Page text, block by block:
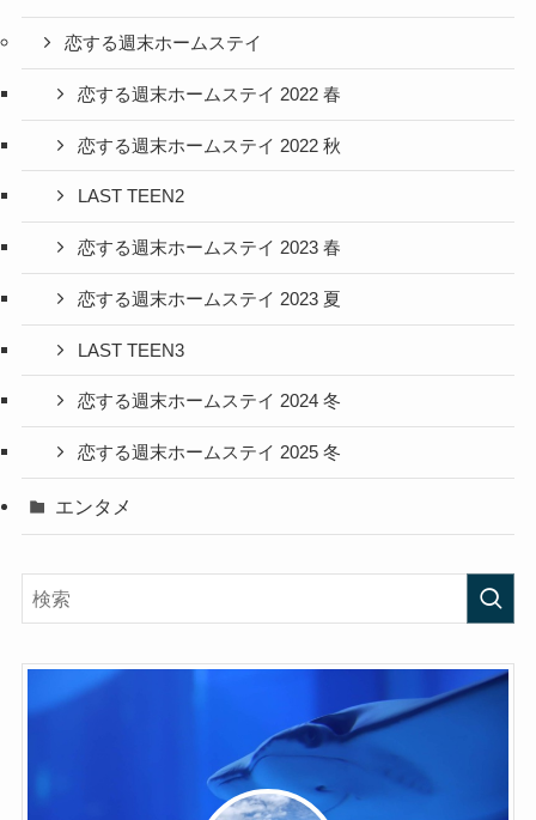
恋する週末ホームステイ
恋する週末ホームステイ 2022 春
恋する週末ホームステイ 2022 秋
LAST TEEN2
恋する週末ホームステイ 2023 春
恋する週末ホームステイ 2023 夏
LAST TEEN3
恋する週末ホームステイ 2024 冬
恋する週末ホームステイ 2025 冬
エンタメ